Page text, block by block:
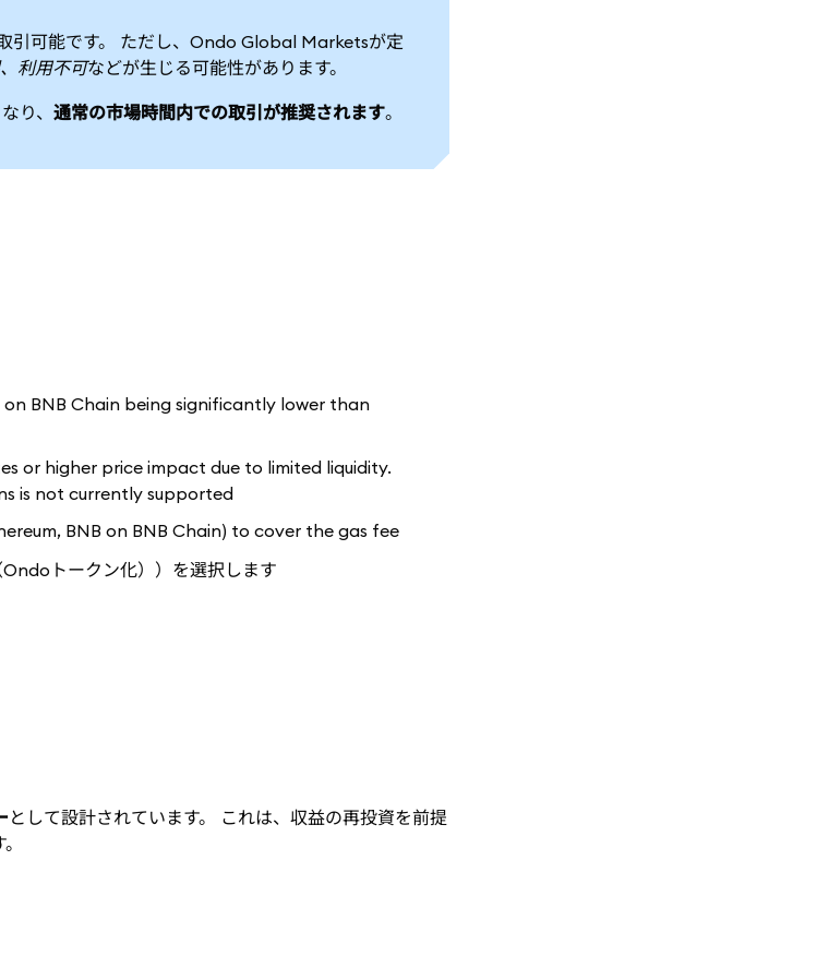
引可能です。 ただし、Ondo Global Marketsが定
利用不可などが生じる可能性があります。
り、 通常の市場時間内での取引が推奨されます。
BNB Chain being significantly lower than
or higher price impact due to limited liquidity.
is not currently supported
BNB on BNB Chain) to cover the gas fee
トークン化））を選択します
として設計されています。 これは、収益の再投資を前提